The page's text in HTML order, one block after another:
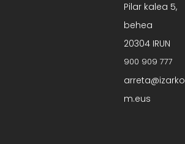
Pilar kalea 5,
behea
20304 IRUN
900 909 777
arreta@izarko
m.eus